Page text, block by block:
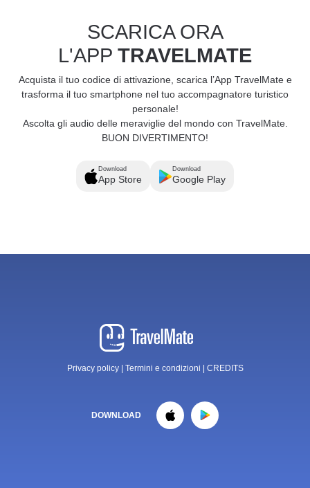
SCARICA ORA
L'APP TRAVELMATE
Acquista il tuo codice di attivazione, scarica l’App TravelMate e
trasforma il tuo smartphone nel tuo accompagnatore turistico
personale!
Ascolta gli audio delle meraviglie del mondo con TravelMate.
BUON DIVERTIMENTO!
Download
App Store
Download
Google Play
Privacy policy| Termini e condizioni CREDITS
DOWNLOAD